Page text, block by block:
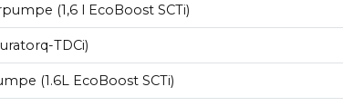
(1,6 l EcoBoost SCTi)
TDCi)
(1.6L EcoBoost SCTi)